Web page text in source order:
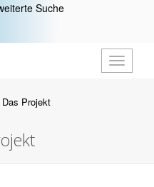
Suche
öffnen
Das Projekt